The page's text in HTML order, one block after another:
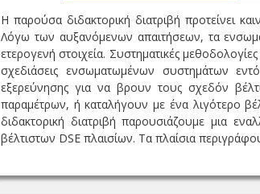
Η παρούσα διδακτορική διατριβή προτείνει
Λόγω των αυξανόμενων απαιτήσεων, τα
ετερογενή στοιχεία. Συστηματικές
σχεδιάσεις ενσωματωμένων συστημάτων
εξερεύνησης για να βρουν τους σχεδόν
παραμέτρων, ή καταλήγουν με ένα λιγότερο
διδακτορική διατριβή παρουσιάζουμε μια
βέλτιστων DSE πλαισίων. Τα πλαίσια